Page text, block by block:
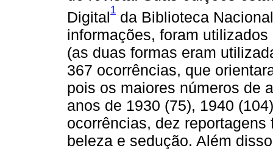
Digital1 da Biblioteca
informações, foram
(as duas formas eram
367 ocorrências, que
pois os maiores números de
anos de 1930 (75), 1940
ocorrências, dez
beleza e sedução. Além